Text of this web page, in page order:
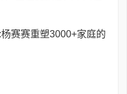
赛赛重塑3000+家庭的